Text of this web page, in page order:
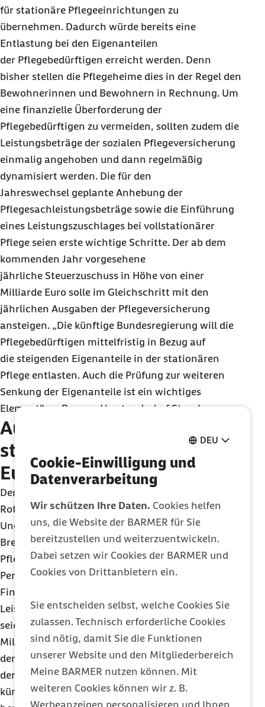
DEU
Cookie-Einwilligung und
Datenverarbeitung
Wir schützen Ihre Daten. Cookies helfen
uns, die Website der BARMER für Sie
bereitzustellen und weiterzuentwickeln.
Dabei setzen wir Cookies der BARMER und
Cookies von Drittanbietern ein.
Sie entscheiden selbst, welche Cookies Sie
zulassen. Technisch erforderliche Cookies
sind nötig, damit Sie die Funktionen
unserer Website und den Mitgliederbereich
Meine BARMER nutzen können. Mit
weiteren Cookies können wir z. B.
Werbeanzeigen personalisieren und Ihnen
für stationäre Pflegeeinrichtungen zu
übernehmen. Dadurch würde bereits eine
Entlastung bei den Eigenanteilen
der Pflegebedürftigen erreicht werden. Denn
bisher stellen die Pflegeheime dies in der Regel den
Bewohnerinnen und Bewohnern in Rechnung. Um
eine finanzielle Überforderung der
Pflegebedürftigen zu vermeiden, sollten zudem die
Leistungsbeträge der sozialen Pflegeversicherung
einmalig angehoben und dann regelmäßig
dynamisiert werden. Die für den
Jahreswechsel geplante Anhebung der
Pflegesachleistungsbeträge sowie die Einführung
eines Leistungszuschlages bei vollstationärer
Pflege seien erste wichtige Schritte. Der ab dem
kommenden Jahr vorgesehene
jährliche Steuerzuschuss in Höhe von einer
Milliarde Euro solle im Gleichschritt mit den
jährlichen Ausgaben der Pflegeversicherung
ansteigen. „Die künftige Bundesregierung will die
Pflegebedürftigen mittelfristig in Bezug auf
die steigenden Eigenanteile in der stationären
Pflege entlasten. Auch die Prüfung zur weiteren
Senkung der Eigenanteile ist ein wichtiges
Element“, so Barmer-Vorstandschef Straub.
Ausgaben für Pflege
steigen auf 59 Milliarden
Euro
Der Autor des Barmer-Pflegereports,
Rothgang vom SOCIUM – Forschungszentrum
Ungleichheit und Sozialpolitik an der Universität
Bremen, wies aufgrund der höheren Zahl an
Pflegebedürftigen und des zunehmenden
Personalbedarfs auf einen deutlich größeren
Finanzbedarf hin. Dieser werde ohne weitere
Leistungsverbesserungen, die gleichwohl nötig
seien, von 49 Milliarden Euro im Jahr 2020 auf 59
Milliarden Euro bis zum Jahr 2030 steigen. „Neben
den Herausforderungen bei der Finanzierung muss
der Blick auch auf die Frage gerichtet werden, wer
künftig die Pflegebedürftigen betreuen soll. Bereits